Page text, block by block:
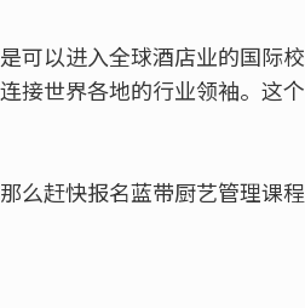
可以进入全球酒店业的国际
接世界各地的行业领袖。这
么赶快报名蓝带厨艺管理课